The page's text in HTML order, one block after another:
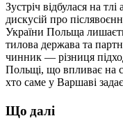
Зустріч відбулася на тлі
дискусій про
України Польща
тилова держава та
чинник — різниця
Польщі, що впливає на
хто саме у Варшаві
Що далі